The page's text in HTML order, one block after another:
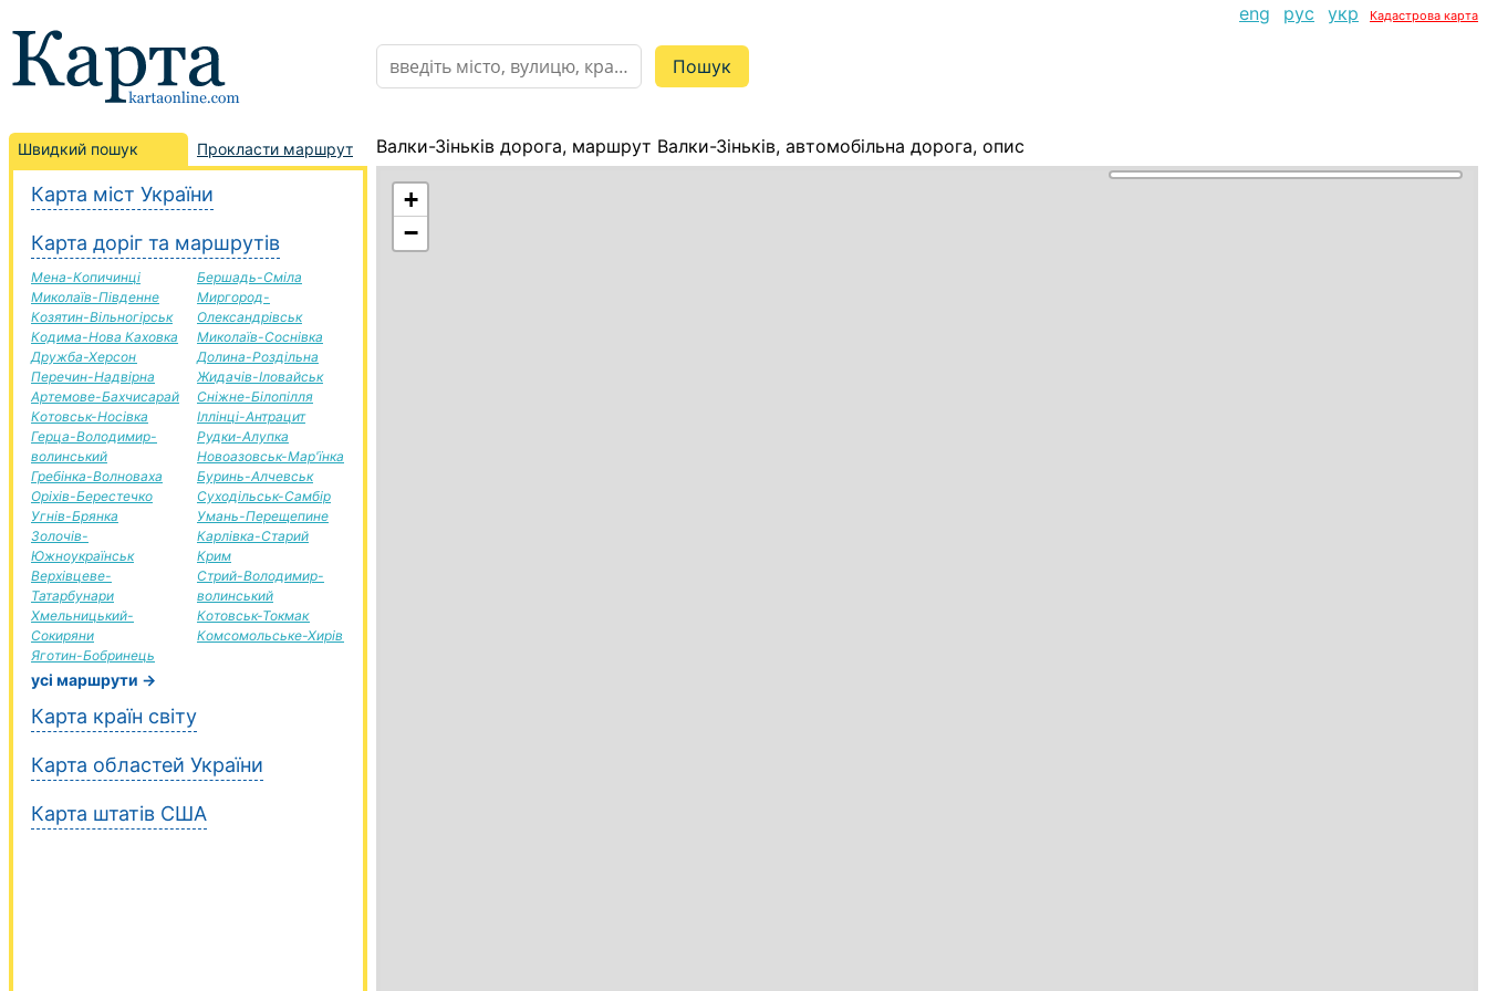
eng рус укр Кадастрова карта
Швидкий пошук Прокласти маршрут
Карта міст України
Карта доріг та маршрутів
Мена-Копичинці
Миколаїв-Південне
Козятин-Вільногірськ
Кодима-Нова Каховка
Дружба-Херсон
Перечин-Надвірна
Артемове-Бахчисарай
Котовськ-Носівка
Герца-Володимир-
волинський
Гребінка-Волноваха
Оріхів-Берестечко
Угнів-Брянка
Золочів-
Южноукраїнськ
Верхівцеве-
Татарбунари
Хмельницький-
Сокиряни
Яготин-Бобринець
Бершадь-Сміла
Миргород-
Олександрівськ
Миколаїв-Соснівка
Долина-Роздільна
Жидачів-Іловайськ
Сніжне-Білопілля
Іллінці-Антрацит
Рудки-Алупка
Новоазовськ-Мар'їнка
Буринь-Алчевськ
Суходільськ-Самбір
Умань-Перещепине
Карлівка-Старий
Крим
Стрий-Володимир-
волинський
Котовськ-Токмак
Комсомольське-Хирів
усі маршрути →
Карта країн світу
Карта областей України
Карта штатів США
Валки-Зіньків дорога, маршрут Валки-Зіньків, автомобільна дорога, опис
+
−